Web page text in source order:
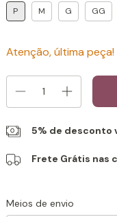
P M G GG
Atenção, última peça!
5% de desconto
Frete Grátis nas
Entregas para o CEP:
Meios de envio